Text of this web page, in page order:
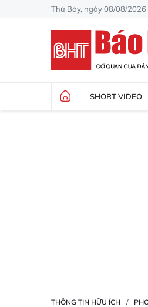
Thứ Bảy, ngày 08/08/2026
SHORT VIDEO
THÔNG TIN HỮU ÍCH